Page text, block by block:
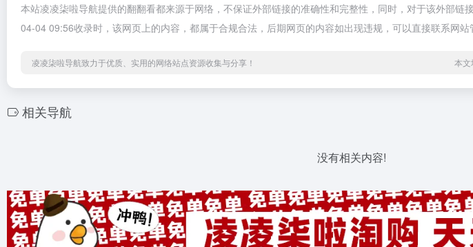
本站凌凌柒啦导航提供的翻翻看都来源于网络，不保证外部链接的准确性和完整性，同时，对于该外部链
04-04 09:56收录时，该网页上的内容，都属于合规合法，后期网页的内容如出现违规，可以直接联系网站
凌凌柒啦导航致力于优质、实用的网络站点资源收集与分享！ 本
相关导航
没有相关内容!